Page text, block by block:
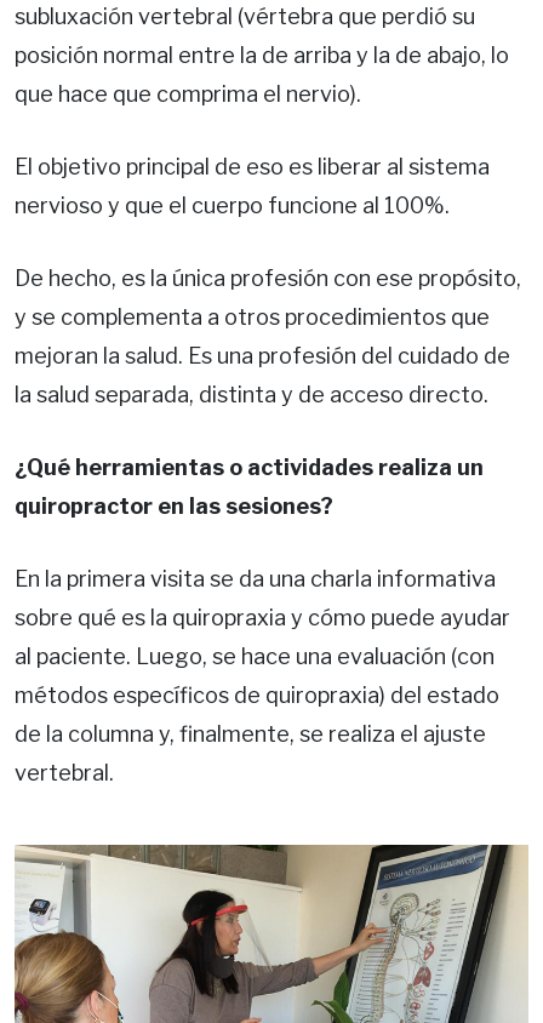
subluxación vertebral (vértebra que perdió su
posición normal entre la de arriba y la de abajo, lo
que hace que comprima el nervio).
El objetivo principal de eso es liberar al sistema
nervioso y que el cuerpo funcione al 100%.
De hecho, es la única profesión con ese propósito,
y se complementa a otros procedimientos que
mejoran la salud. Es una profesión del cuidado de
la salud separada, distinta y de acceso directo.
¿Qué herramientas o actividades realiza un
quiropractor en las sesiones?
En la primera visita se da una charla informativa
sobre qué es la quiropraxia y cómo puede ayudar
al paciente. Luego, se hace una evaluación (con
métodos específicos de quiropraxia) del estado
de la columna y, finalmente, se realiza el ajuste
vertebral.